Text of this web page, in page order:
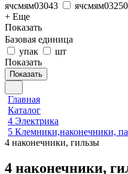
ячсмям03043
ячсмям03250
+ Еще
Показать
Базовая единица
упак
шт
Показать
Показать
Главная
Каталог
4 Электрика
5 Клемники,наконечники,
4 наконечники, гильзы
4 наконечники,